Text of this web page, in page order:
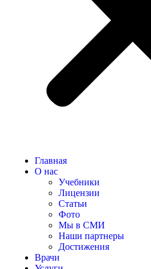
Главная
О нас
Учебники
Лицензии
Статьи
Фото
Мы в СМИ
Наши партнеры
Достижения
Врачи